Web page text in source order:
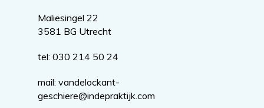
Maliesingel 22
3581 BG Utrecht
tel: 030 214 50 24
mail: vandelockant-
geschiere@indepraktijk.com